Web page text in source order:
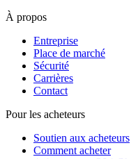
À propos
Entreprise
Place de marché
Sécurité
Carrières
Contact
Pour les acheteurs
Soutien aux acheteurs
Comment acheter